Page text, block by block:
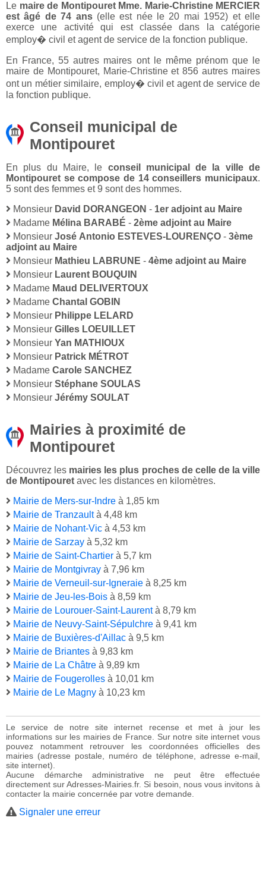
Le maire de Montipouret Mme. Marie-Christine MERCIER
est âgé de 74 ans(elle est née le 20 mai 1952) et elle
exerce une activité qui est classée dans la catégorie
employ� civil et agent de service de la fonction publique.
En France, 55 autres maires ont le même prénom que le
maire de Montipouret, Marie-Christine et 856 autres maires
ont un métier similaire, employ� civil et agent de service de
la fonction publique.
Conseil municipal de
Montipouret
En plus du Maire, le conseil municipal de la ville de
Montipouret se compose de 14 conseillers municipaux.
5 sont des femmes et 9 sont des hommes.
Monsieur David DORANGEON - 1er adjoint au Maire
Madame Mélina BARABÉ - 2ème adjoint au Maire
Monsieur José Antonio ESTEVES-LOURENÇO - 3ème
adjoint au Maire
Monsieur Mathieu LABRUNE - 4ème adjoint au Maire
Monsieur Laurent BOUQUIN
Madame Maud DELIVERTOUX
Madame Chantal GOBIN
Monsieur Philippe LELARD
Monsieur Gilles LOEUILLET
Monsieur Yan MATHIOUX
Monsieur Patrick MÉTROT
Madame Carole SANCHEZ
Monsieur Stéphane SOULAS
Monsieur Jérémy SOULAT
Mairies à proximité de
Montipouret
Découvrez les mairies les plus proches de celle de la ville
de Montipouret avec les distances en kilomètres.
Mairie de Mers-sur-Indre à 1,85 km
Mairie de Tranzaultà 4,48 km
Mairie de Nohant-Vic à 4,53 km
Mairie de Sarzay à 5,32 km
Mairie de Saint-Chartier à 5,7 km
Mairie de Montgivray à 7,96 km
Mairie de Verneuil-sur-Igneraie à 8,25 km
Mairie de Jeu-les-Bois à 8,59 km
Mairie de Lourouer-Saint-Laurentà 8,79 km
Mairie de Neuvy-Saint-Sépulchre à 9,41 km
Mairie de Buxières-d'Aillac à 9,5 km
Mairie de Briantes à 9,83 km
Mairie de La Châtre à 9,89 km
Mairie de Fougerolles à 10,01 km
Mairie de Le Magny à 10,23 km
Le service de notre site internet recense et met à jour les
informations sur les mairies de France. Sur notre site internet vous
pouvez notamment retrouver les coordonnées officielles des
mairies (adresse postale, numéro de téléphone, adresse e-mail,
site internet).
Aucune démarche administrative ne peut être effectuée
directement sur Adresses-Mairies.fr. Si besoin, nous vous invitons à
contacter la mairie concernée par votre demande.
Signaler une erreur